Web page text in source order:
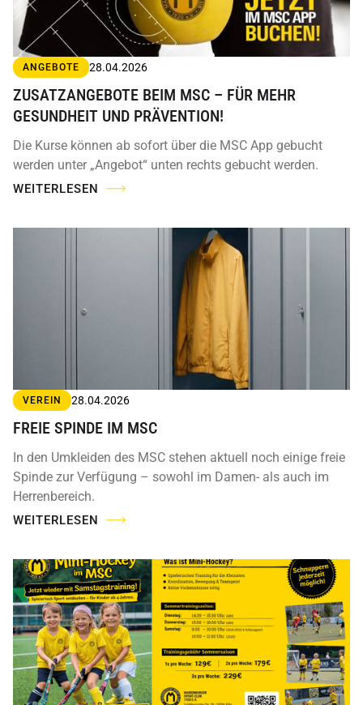
ANGEBOTE 28.04.2026
ZUSATZANGEBOTE BEIM MSC – FÜR MEHR
GESUNDHEIT UND PRÄVENTION!
Die Kurse können ab sofort über die MSC App gebucht
werden unter „Angebot“ unten rechts gebucht werden.
WEITERLESEN
VEREIN 28.04.2026
FREIE SPINDE IM MSC
In den Umkleiden des MSC stehen aktuell noch einige freie
Spinde zur Verfügung – sowohl im Damen- als auch im
Herrenbereich.
WEITERLESEN